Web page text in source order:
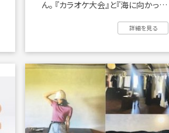
ん。 『カラオケ大会』と『海に向かって
叫ぼう！』では参加者大募 ...
詳細を見る